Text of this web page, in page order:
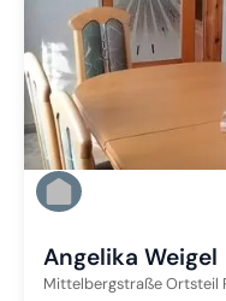
Angelika Weigel
Mittelbergstraße Ortsteil